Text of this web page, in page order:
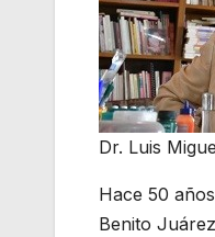
Dr. Luis
Hace 50
Benito